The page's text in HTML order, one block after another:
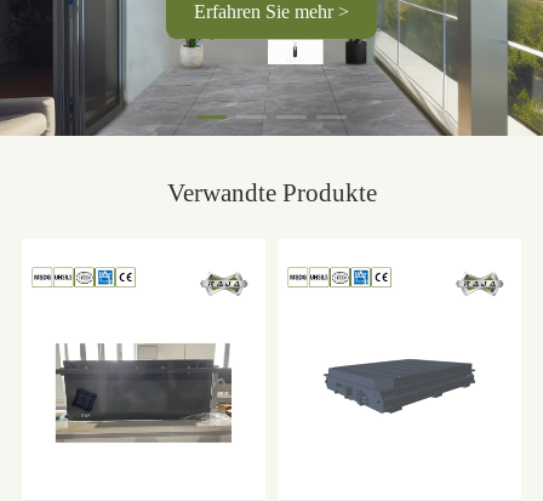
Managementplattform kann die Lösung saubere, erneuerbare
Energie für die Stromversorgung eines Hauses oder einer
Wohnung erzeugen. Es ist eine ideale Wahl für Eigentümer, die
keinen Platz im Freien beanspruchen möchten oder keinen Platz
für die Installation im Freien haben.
Erfahren Sie mehr >
Verwandte Produkte